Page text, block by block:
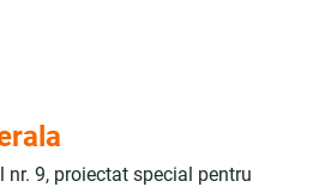
9, proiectat special pentru